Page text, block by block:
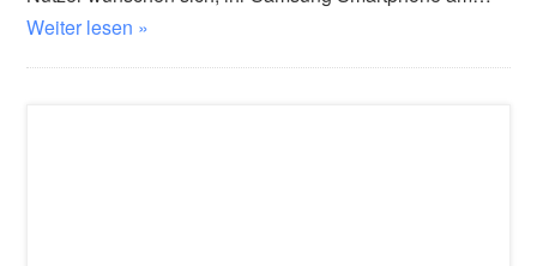
Weiter lesen »